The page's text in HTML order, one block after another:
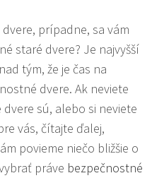
prípadne, sa vám
staré dvere? Je najvyšší
tým, že je čas na
dvere. Ak neviete
sú, alebo si neviete
vás, čítajte ďalej,
povieme niečo bližšie o
práve bezpečnostné